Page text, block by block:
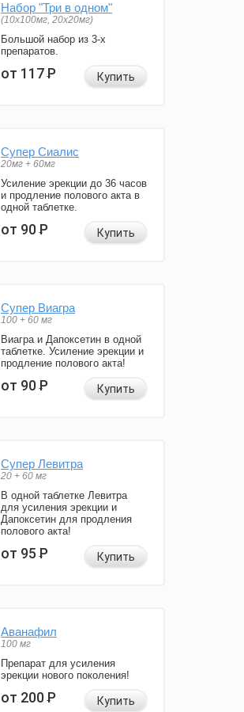
Набор "Три в одном"
(10x100мг, 20x20мг)
Большой набор из 3-х
препаратов.
от 117Р Купить
Супер Сиалис
20мг + 60мг
Усиление эрекции до 36 часов
и продление полового акта в
одной таблетке.
от 90Р Купить
Супер Виагра
100 + 60 мг
Виагра и Дапоксетин в одной
таблетке. Усиление эрекции и
продление полового акта!
от 90Р Купить
Супер Левитра
20 + 60 мг
В одной таблетке Левитра
для усиления эрекции и
Дапоксетин для продления
полового акта!
от 95Р Купить
Аванафил
100 мг
Препарат для усиления
эрекции нового поколения!
от 200Р Купить